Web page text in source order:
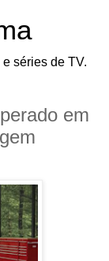
séries de TV.
em